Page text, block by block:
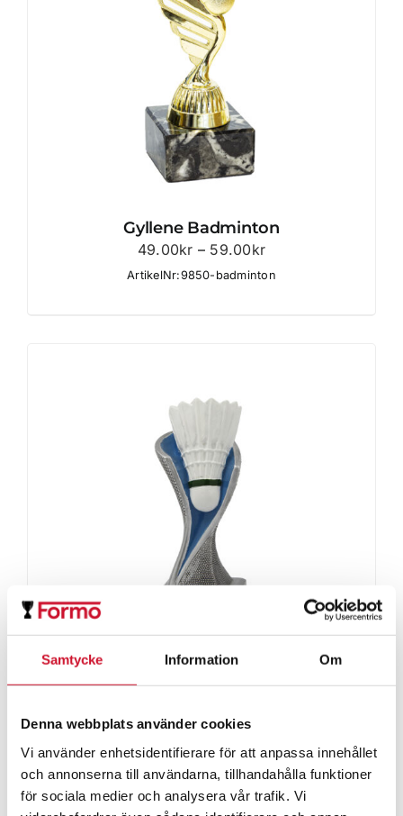
Samtycke Information Om
Denna webbplats använder cookies
Vi använder enhetsidentifierare för att anpassa innehållet
och annonserna till användarna, tillhandahålla funktioner
för sociala medier och analysera vår trafik. Vi
Gyllene Badminton
49.00kr – 59.00krPrisintervall:
49.00kr
ArtikelNr:9850-badminton
109.00kr – 139.00
109.00kr
till
139.00kr
ArtikelNr:9483-Badminton